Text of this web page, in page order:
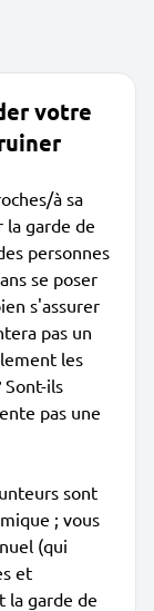
votre
à sa
la garde de
personnes
se poser
s'assurer
pas un
les
Sont-ils
pas une
sont
; vous
(qui
et
la garde de